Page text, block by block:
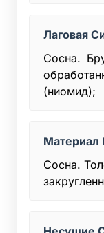
Лаговая
Сосна.
(ниомид);
Материал
Сосна.